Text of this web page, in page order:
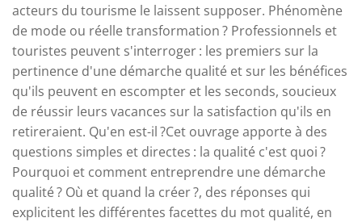
acteurs du tourisme le laissent supposer. Phénomène
de mode ou réelle transformation ? Professionnels et
touristes peuvent s'interroger : les premiers sur la
pertinence d'une démarche qualité et sur les bénéfices
qu'ils peuvent en escompter et les seconds, soucieux
de réussir leurs vacances sur la satisfaction qu'ils en
retireraient. Qu'en est-il ?Cet ouvrage apporte à des
questions simples et directes : la qualité c'est quoi ?
Pourquoi et comment entreprendre une démarche
qualité ? Où et quand la créer ?, des réponses qui
explicitent les différentes facettes du mot qualité, en